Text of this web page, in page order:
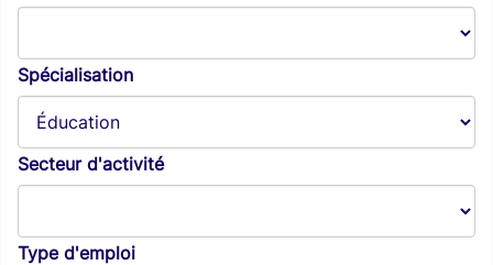
Spécialisation
Secteur d'activité
Type d'emploi